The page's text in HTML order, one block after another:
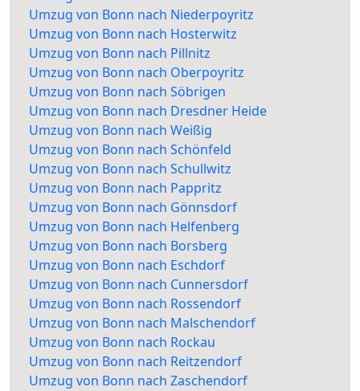
Umzug von Bonn nach Niederpoyritz
Umzug von Bonn nach Hosterwitz
Umzug von Bonn nach Pillnitz
Umzug von Bonn nach Oberpoyritz
Umzug von Bonn nach Söbrigen
Umzug von Bonn nach Dresdner Heide
Umzug von Bonn nach Weißig
Umzug von Bonn nach Schönfeld
Umzug von Bonn nach Schullwitz
Umzug von Bonn nach Pappritz
Umzug von Bonn nach Gönnsdorf
Umzug von Bonn nach Helfenberg
Umzug von Bonn nach Borsberg
Umzug von Bonn nach Eschdorf
Umzug von Bonn nach Cunnersdorf
Umzug von Bonn nach Rossendorf
Umzug von Bonn nach Malschendorf
Umzug von Bonn nach Rockau
Umzug von Bonn nach Reitzendorf
Umzug von Bonn nach Zaschendorf